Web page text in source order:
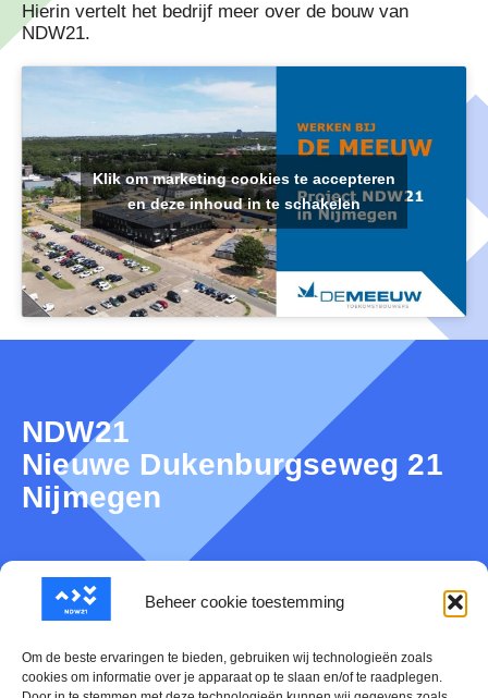
Beheer cookie toestemming
Om de beste ervaringen te bieden, gebruiken wij technologieën zoals
cookies om informatie over je apparaat op te slaan en/of te raadplegen.
Hierin vertelt het bedrijf meer over de bouw van
NDW21.
Klik om marketing cookies te accepteren
en deze inhoud in te schakelen
NDW21
Nieuwe Dukenburgseweg 21
Nijmegen
Over NDW21
Nieuws